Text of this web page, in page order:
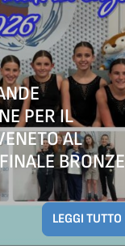
PER IL
AL
BRONZE
LEGGI TUTTO